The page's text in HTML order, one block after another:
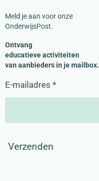
Meld je aan voor onze
OnderwijsPost.
Ontvang
educatieve activiteiten
van aanbieders in je mailbox.
E-mailadres *
Verzenden